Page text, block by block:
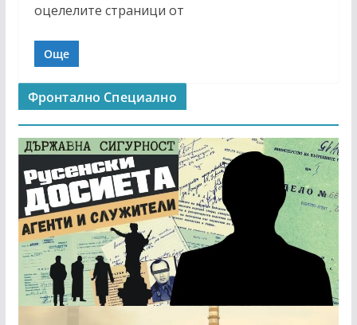
оцелелите страници от
Още
Фронтално Специално